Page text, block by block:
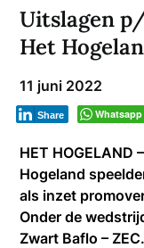
Uitslagen
Het
11 juni 2022
Whatsapp
Share
HET HOGELAND
Hogeland
als inzet
Onder de
Zwart Baflo –